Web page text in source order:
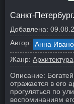
Санкт-
Добавлена:
Автор: Анна
Жанр: Архитектура
Описание:
отражается в его
прогуляться по
воспоминаниям